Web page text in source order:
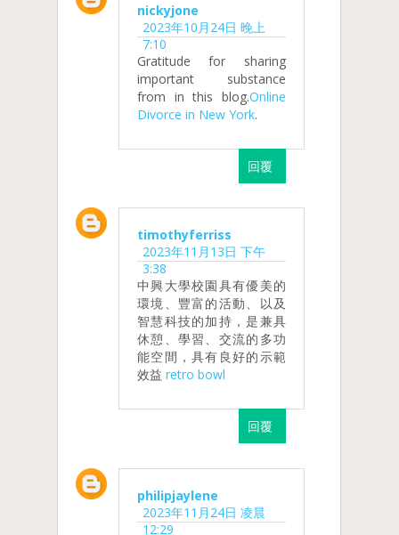
nickyjone
2023年10月24日 晚上
7:10
Gratitude for sharing
important substance
from in this blog.Online
Divorce in New York.
回覆
timothyferriss
2023年11月13日 下午
3:38
中興大學校園具有優美的
環境、豐富的活動、以及
智慧科技的加持，是兼具
休憩、學習、交流的多功
能空間，具有良好的示範
效益 retro bowl
回覆
philipjaylene
2023年11月24日 凌晨
12:29